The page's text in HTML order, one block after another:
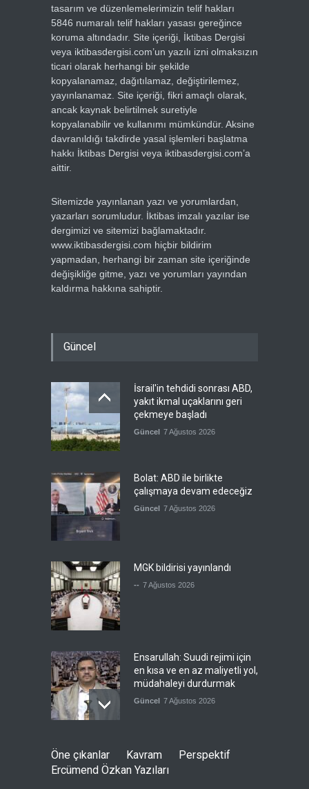
tasarım ve düzenlemelerimizin telif hakları
5846 numaralı telif hakları yasası gereğince
koruma altındadır. Site içeriği, İktibas Dergisi
veya iktibasdergisi.com’un yazılı izni olmaksızın
ticari olarak herhangi bir şekilde
kopyalanamaz, dağıtılamaz, değiştirilemez,
yayınlanamaz. Site içeriği, fikri amaçlı olarak,
ancak kaynak belirtilmek suretiyle
kopyalanabilir ve kullanımı mümkündür. Aksine
davranıldığı takdirde yasal işlemleri başlatma
hakkı İktibas Dergisi veya iktibasdergisi.com’a
aittir.
Sitemizde yayınlanan yazı ve yorumlardan,
yazarları sorumludur. İktibas imzalı yazılar ise
dergimizi ve sitemizi bağlamaktadır.
www.iktibasdergisi.com hiçbir bildirim
yapmadan, herhangi bir zaman site içeriğinde
değişikliğe gitme, yazı ve yorumları yayından
kaldırma hakkına sahiptir.
Güncel
İsrail'in tehdidi sonrası ABD,
yakıt ikmal uçaklarını geri
çekmeye başladı
Güncel 7 Ağustos 2026
Bolat: ABD ile birlikte
çalışmaya devam edeceğiz
Güncel 7 Ağustos 2026
MGK bildirisi yayınlandı
-- 7 Ağustos 2026
Ensarullah: Suudi rejimi için
en kısa ve en az maliyetli yol,
müdahaleyi durdurmak
Güncel 7 Ağustos 2026
eski rejimin askerlerini vurdu
Öne çıkanlar Kavram
Perspektif
Ercümend Özkan Yazıları